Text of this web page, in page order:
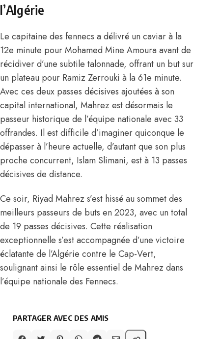
l’Algérie
Le capitaine des fennecs a délivré un caviar à la
12e minute pour Mohamed Mine Amoura avant de
récidiver d’une subtile talonnade, offrant un but sur
un plateau pour Ramiz Zerrouki à la 61e minute.
Avec ces deux passes décisives ajoutées à son
capital international, Mahrez est désormais le
passeur historique de l’équipe nationale avec 33
offrandes. Il est difficile d’imaginer quiconque le
dépasser à l’heure actuelle, d’autant que son plus
proche concurrent, Islam Slimani, est à 13 passes
décisives de distance.
Ce soir, Riyad Mahrez s’est hissé au sommet des
meilleurs passeurs de buts en 2023, avec un total
de 19 passes décisives. Cette réalisation
exceptionnelle s’est accompagnée d’une victoire
éclatante de l’Algérie contre le Cap-Vert,
soulignant ainsi le rôle essentiel de Mahrez dans
l’équipe nationale des Fennecs.
PARTAGER AVEC DES AMIS